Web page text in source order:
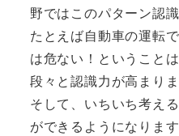
野ではこのパターン認
たとえば自動車の運転
は危ない！ということ
段々と認識力が高まりま
そして、いちいち考え
ができるようになります